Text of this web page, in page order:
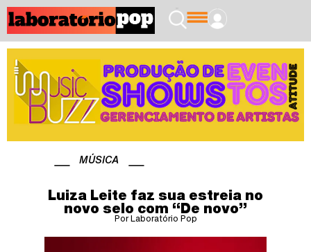
MÚSICA
Luiza Leite faz sua estreia no
novo selo com “De novo”
Por Laboratório Pop